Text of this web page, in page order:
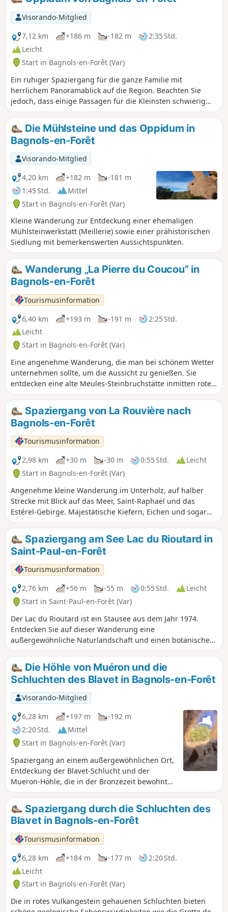
stürzt sich die Vauloube von einer Porphyrbank in eine
Senke, eine wahre grüne Schlucht, wo ihr nach jedem noch
so kleinen Gewitter ungestümes Wasser einen
wunderschönen Strudel gegraben hat.“ Der Wasserfall ist
nicht weniger als sechs Meter hoch und dank des
Felsvorsprungs kann der Wanderer ihn vollständig
umrunden und so unter der Wasseroberfläche
hindurchgehen. Der Spaziergang ist unterhaltsam und
reizvoll: Er endet am Gour Bachin, der ein Wunderwerk ist.”
Dieser Text von L. Henseling aus dem Jahr 1934 ist nach wie
vor aktuell.
Visorando-Mitglied
7,12 km
+186 m -182 m
2:35 Std.
Leicht
Start in Bagnols-en-Forêt (Var)
Ein ruhiger Spaziergang für die ganze Familie mit
herrlichem Panoramablick auf die Region. Beachten Sie
jedoch, dass einige Passagen für die Kleinsten schwierig
sein können... Diese Wanderung kann ohne Schwierigkeiten
in beide Richtungen unternommen werden.
Die Mühlsteine und das Oppidum in
Bagnols-en-Forêt
Visorando-Mitglied
4,20 km
+182 m
-181 m
1:45 Std.
Mittel
Start in Bagnols-en-Forêt (Var)
Kleine Wanderung zur Entdeckung einer ehemaligen
Mühlsteinwerkstatt (Meillerie) sowie einer prähistorischen
Siedlung mit bemerkenswerten Aussichtspunkten.
Wanderung „La Pierre du Coucou” in
Bagnols-en-Forêt
Tourismusinformation
6,40 km
+193 m -191 m
2:25 Std.
Leicht
Start in Bagnols-en-Forêt (Var)
Eine angenehme Wanderung, die man bei schönem Wetter
unternehmen sollte, um die Aussicht zu genießen. Sie
entdecken eine alte Meules-Steinbruchstätte inmitten roter
Felsen mit herrlichen Aussichtspunkten! Genießen Sie den
Blick im Süden auf das Meer und die Ebene von Argens und
im Norden auf das Dorf und die Berge des Haut-Var.
Spaziergang von La Rouvière nach
Bagnols-en-Forêt
Tourismusinformation
2,98 km
+30 m -30 m 0:55 Std.
Leicht
Start in Bagnols-en-Forêt (Var)
Angenehme kleine Wanderung im Unterholz, auf halber
Strecke mit Blick auf das Meer, Saint-Raphaël und das
Estérel-Gebirge. Majestätische Kiefern, Eichen und sogar
Olivenbäume säumen den Weg. Im Frühling verschönern
Zistrosen Ihren Spaziergang, im Sommer Zikaden und im
Herbst Heidekraut. Zu Beginn des letzten Jahrhunderts war
das Departement Var der größte Korkproduzent
Frankreichs. Die eigentliche Ernte, das „Erheben”, hängt
vom Gesundheitszustand des Baumes, der Wärme und dem
Aufstieg des Saftes von Anfang Juni bis Anfang August ab.
Die ersten Ernten sind für die Herstellung von Korken
ungeeignet und werden zur Isolierung verwendet. Nach
neun Jahren, wenn die Rinde eine Dicke von etwa drei
Zentimetern erreicht hat, wird sie entfernt, um Korken
herzustellen. Der Kork schützt den Baum auch vor Bränden.
Spaziergang am See Lac du Rioutard in
Saint-Paul-en-Forêt
Tourismusinformation
2,76 km
+56 m -55 m 0:55 Std.
Leicht
Start in Saint-Paul-en-Forêt (Var)
Der Lac du Rioutard ist ein Stausee aus dem Jahr 1974.
Entdecken Sie auf dieser Wanderung eine
außergewöhnliche Naturlandschaft und einen botanischen
Pfad, der 2007 vom Verein Respire angelegt wurde, um
mediterrane Pflanzenarten zu entdecken. Die Fläche des
Staudamms beträgt 5,8 ha und sein Fassungsvermögen
200.000 m³ Wasser. Die Höhe des Staudamms beträgt 14 m.
Angelfreunde können hier Schleien, Karpfen oder Barsche
fangen. Der botanische Lehrpfad ist mit etwa dreißig
botanischen Tafeln ausgestattet, die die mediterranen
Pflanzenarten vorstellen: Pinie, Seekiefer, Korkeiche,
Steineiche, Zistrose, Erdbeerbaum, Wacholder, Baumheide,
Cade, Mastixstrauch, Dorniger Ginster, Thymian usw.
Die Höhle von Muéron und die
Schluchten des Blavet in Bagnols-en-Forêt
Visorando-Mitglied
6,28 km
+197 m
-192 m
2:20 Std.
Mittel
Start in Bagnols-en-Forêt (Var)
Spaziergang an einem außergewöhnlichen Ort,
Entdeckung der Blavet-Schlucht und der
Mueron-Höhle, die in der Bronzezeit bewohnt
war.Ideal im Sommer und in der
Zwischensaison, vermeiden Sie Zeiten mit
starkem Regen.
Spaziergang durch die Schluchten des
Blavet in Bagnols-en-Forêt
Tourismusinformation
6,28 km
+184 m -177 m
2:20 Std.
Leicht
Start in Bagnols-en-Forêt (Var)
Die in rotes Vulkangestein gehauenen Schluchten bieten